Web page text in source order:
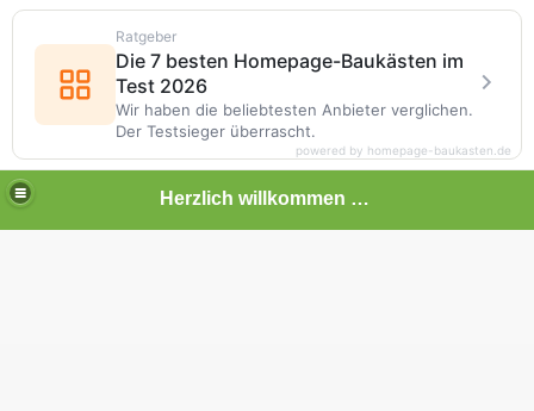
Herzlich willkommen auf meiner Bahnseite
Ratgeber
Die 7 besten Homepage-Baukästen im
Test 2026
Wir haben die beliebtesten Anbieter verglichen.
Der Testsieger überrascht.
powered by homepage-baukasten.de